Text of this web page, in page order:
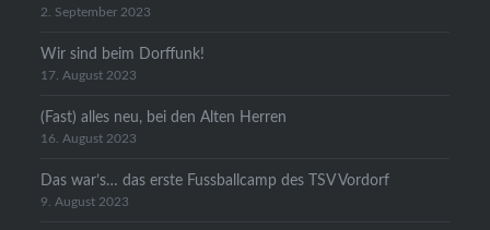
2. September 2023
Wir sind beim Dorffunk!
17. August 2023
(Fast) alles neu, bei den Alten Herren
16. August 2023
Das war’s… das erste Fussballcamp des TSV Vordorf
9. August 2023